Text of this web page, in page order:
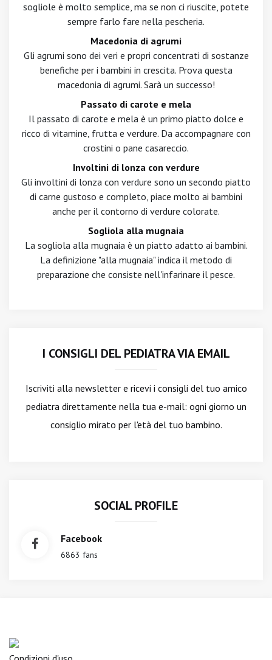
sogliole è molto semplice, ma se non ci riuscite, potete
sempre farlo fare nella pescheria.
Macedonia di agrumi
Gli agrumi sono dei veri e propri concentrati di sostanze
benefiche per i bambini in crescita. Prova questa
macedonia di agrumi. Sarà un successo!
Passato di carote e mela
Il passato di carote e mela è un primo piatto dolce e
ricco di vitamine, frutta e verdure. Da accompagnare con
crostini o pane casareccio.
Involtini di lonza con verdure
Gli involtini di lonza con verdure sono un secondo piatto
di carne gustoso e completo, piace molto ai bambini
anche per il contorno di verdure colorate.
Sogliola alla mugnaia
La sogliola alla mugnaia è un piatto adatto ai bambini.
La definizione "alla mugnaia" indica il metodo di
preparazione che consiste nell'infarinare il pesce.
I CONSIGLI DEL PEDIATRA VIA EMAIL
Iscriviti alla newslettere ricevi i consigli del tuo amico
pediatra direttamente nella tua e-mail: ogni giorno un
consiglio mirato per l'età del tuo bambino.
SOCIAL PROFILE
Facebook
6863 fans